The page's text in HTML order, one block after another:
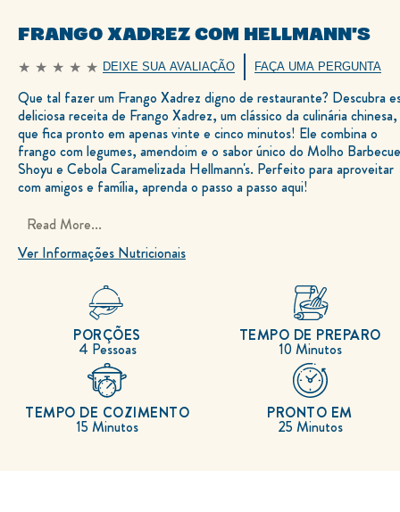
FRANGO XADREZ COM HELLMANN'S
Nenhuma
enviada
para
este
DEIXE SUA AVALIAÇÃO FAÇA UMA PERGUNTA
Que tal fazer um Frango Xadrez digno de restaurante? Descubra
deliciosa receita de Frango Xadrez, um clássico da culinária
que fica pronto em apenas vinte e cinco minutos! Ele combina o
frango com legumes, amendoim e o sabor único do Molho Barbecue
Shoyu e Cebola Caramelizada Hellmann's. Perfeito para aproveitar
com amigos e família, aprenda o passo a passo aqui!
Read More...
Ver Informações Nutricionais
4 Pessoas
PORÇÕES
10 Minutos
TEMPO DE PREPARO
15 Minutos
TEMPO DE COZIMENTO
25 Minutos
PRONTO EM